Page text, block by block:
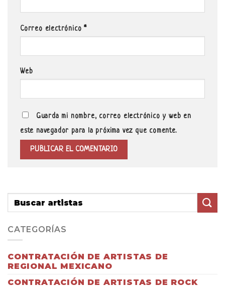
Correo electrónico*
Web
Guarda mi nombre, correo electrónico y web en
este navegador para la próxima vez que comente.
CATEGORÍAS
CONTRATACIÓN DE ARTISTAS DE
REGIONAL MEXICANO
CONTRATACIÓN DE ARTISTAS DE ROCK